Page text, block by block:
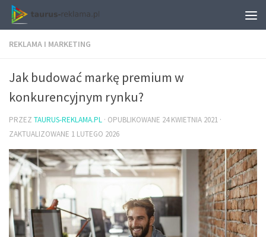
REKLAMA I MARKETING
Jak budować markę premium w
konkurencyjnym rynku?
PRZEZ TAURUS-REKLAMA.PL · OPUBLIKOWANE 24 KWIETNIA 2021 ·
ZAKTUALIZOWANE 1 LUTEGO 2026